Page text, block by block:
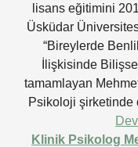
lisans eğitimini
Üsküdar
“Bireylerde
İlişkisinde
tamamlayan
Psikoloji şirketinde
Klinik Psikolog